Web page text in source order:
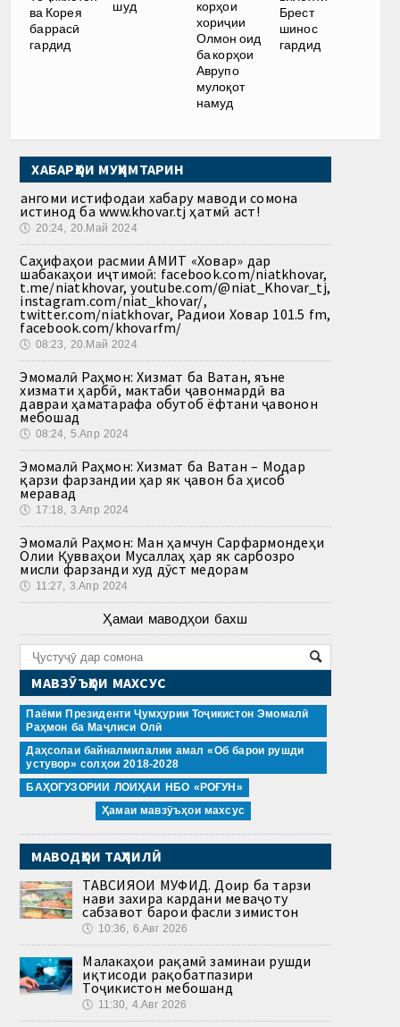
ва Корея
баррасӣ
гардид
шуд
корҳои
хориҷии
Олмон оид
ба корҳои
Аврупо
мулоқот
намуд
Брест
шинос
гардид
ХАБАРҲОИ МУҲИМТАРИН
Ҳангоми истифодаи хабару маводи сомона
истинод ба www.khovar.tj ҳатмӣ аст!
🕔 20:24, 20.Май 2024
Саҳифаҳои расмии АМИТ «Ховар» дар
шабакаҳои иҷтимоӣ: facebook.com/niatkhovar,
t.me/niatkhovar, youtube.com/@niat_Khovar_tj,
instagram.com/niat_khovar/,
twitter.com/niatkhovar, Радиои Ховар 101.5 fm,
facebook.com/khovarfm/
🕔 08:23, 20.Май 2024
Эмомалӣ Раҳмон: Хизмат ба Ватан, яъне
хизмати ҳарбӣ, мактаби ҷавонмардӣ ва
давраи ҳаматарафа обутоб ёфтани ҷавонон
мебошад
🕔 08:24, 5.Апр 2024
Эмомалӣ Раҳмон: Хизмат ба Ватан – Модар
қарзи фарзандии ҳар як ҷавон ба ҳисоб
меравад
🕔 17:18, 3.Апр 2024
Эмомалӣ Раҳмон: Ман ҳамчун Сарфармондеҳи
Олии Қувваҳои Мусаллаҳ ҳар як сарбозро
мисли фарзанди худ дӯст медорам
🕔 11:27, 3.Апр 2024
Ҳамаи маводҳои бахш
МАВЗӮЪҲОИ МАХСУС
Паёми Президенти Ҷумҳурии Тоҷикистон Эмомалӣ
Раҳмон ба Маҷлиси Олӣ
Даҳсолаи байналмилалии амал «Об барои рушди
устувор» солҳои 2018-2028
БАҲОГУЗОРИИ ЛОИҲАИ НБО «РОҒУН»
Ҳамаи мавзӯъҳои махсус
МАВОДҲОИ ТАҲЛИЛӢ
ТАВСИЯҲОИ МУФИД. Доир ба тарзи
нави захира кардани меваҷоту
сабзавот барои фасли зимистон
🕔 10:36, 6.Авг 2026
Малакаҳои рақамӣ заминаи рушди
иқтисоди рақобатпазири
Тоҷикистон мебошанд
🕔 11:30, 4.Авг 2026